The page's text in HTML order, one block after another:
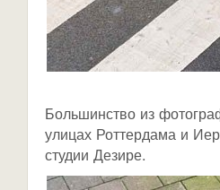
Большинство из
улицах Роттердама и
студии Дезире.